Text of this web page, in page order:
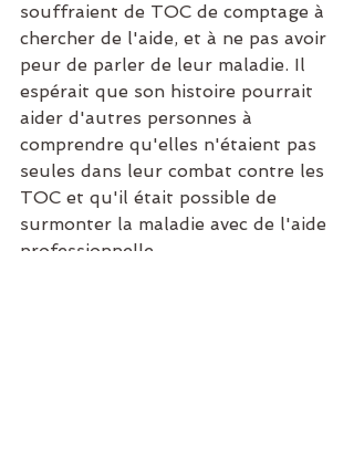
souffraient de TOC de comptage à
chercher de l'aide, et à ne pas avoir
peur de parler de leur maladie. Il
espérait que son histoire pourrait
aider d'autres personnes à
comprendre qu'elles n'étaient pas
seules dans leur combat contre les
TOC et qu'il était possible de
surmonter la maladie avec de l'aide
professionnelle.